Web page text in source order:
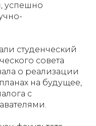
успешно
студенческий
совета
о реализации
на будущее,
с